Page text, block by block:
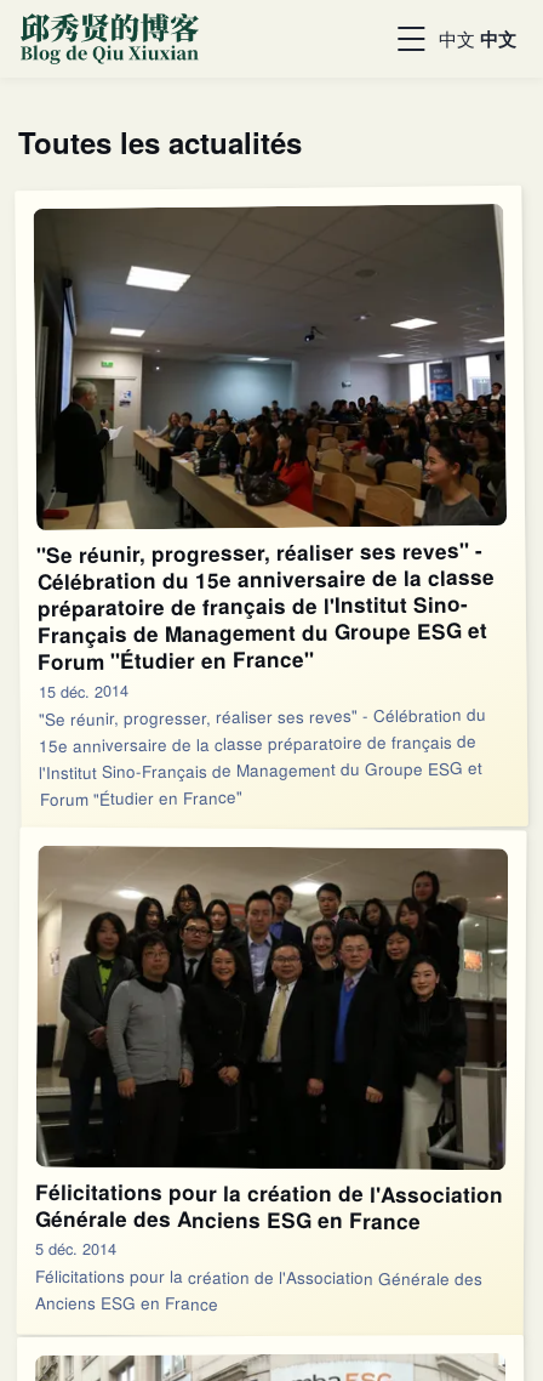
中文 中文
Toutes les actualités
"Se réunir, progresser, réaliser ses reves" -
Célébration du 15e anniversaire de la classe
préparatoire de français de l'Institut Sino-
Français de Management du Groupe ESG et
Forum "Étudier en France"
15 déc. 2014
"Se réunir, progresser, réaliser ses reves" - Célébration du
15e anniversaire de la classe préparatoire de français de
l'Institut Sino-Français de Management du Groupe ESG et
Forum "Étudier en France"
Félicitations pour la création de l'Association
Générale des Anciens ESG en France
5 déc. 2014
Félicitations pour la création de l'Association Générale des
Anciens ESG en France